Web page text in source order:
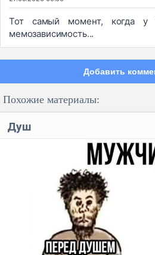
Тот самый момент, когда у
мемозависимость...
Добавить
Похожие материалы:
Душ